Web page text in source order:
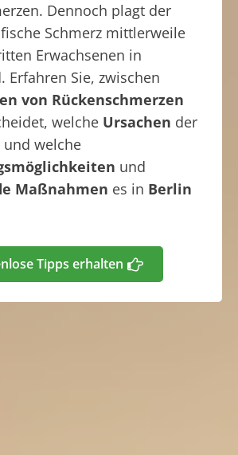
Dennoch plagt der
Schmerz mittlerweile
Erwachsenen in
Erfahren Sie, zwischen
von Rückenschmerzen
welche Ursachen der
und welche
und
Maßnahmen es in Berlin
Tipps erhalten